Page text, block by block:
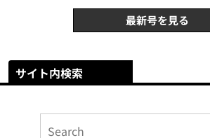
最新号を見る
サイト内検索